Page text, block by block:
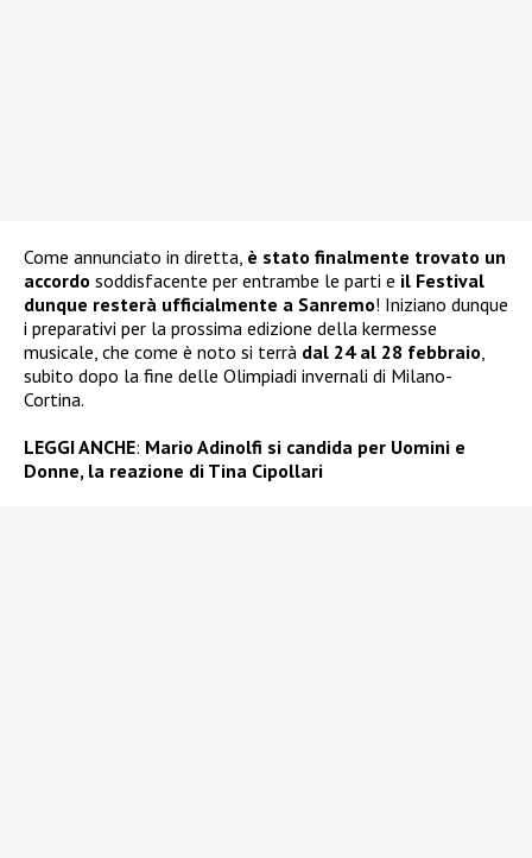
Come annunciato in diretta, è stato finalmente trovato un
accordo soddisfacente per entrambe le parti e il Festival
dunque resterà ufficialmente a Sanremo! Iniziano dunque
i preparativi per la prossima edizione della kermesse
musicale, che come è noto si terrà dal 24 al 28 febbraio,
subito dopo la fine delle Olimpiadi invernali di Milano-
Cortina.
LEGGI ANCHE: Mario Adinolfi si candida per Uomini e
Donne, la reazione di Tina Cipollari